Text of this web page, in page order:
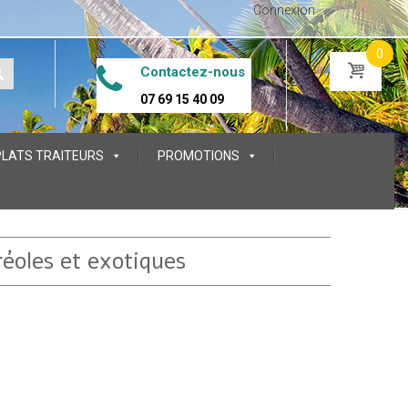
Connexion
Contactez-nous
07 69 15 40 09
0
TRAITEURS PROMOTIONS
et exotiques